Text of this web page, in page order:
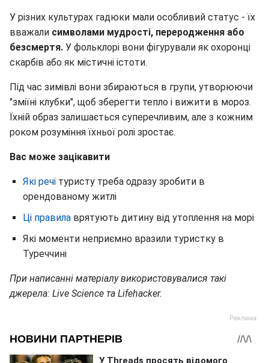
У різних культурах гадюки мали особливий статус - їх
вважали символами мудрості, переродження або
безсмертя. У фольклорі вони фігурували як охоронці
скарбів або як містичні істоти.
Під час зимівлі вони збираються в групи, утворюючи
"зміїні клубки", щоб зберегти тепло і вижити в мороз.
Їхній образ залишається суперечливим, але з кожним
роком розуміння їхньої ролі зростає.
Вас може зацікавити
Які речі туристу треба одразу зробити в
орендованому житлі
Ці правила врятують дитину від утоплення на морі
Які моменти неприємно вразили туристку в
Туреччині
При написанні матеріалу використовувалися такі
джерела: Live Science та Lifehacker.